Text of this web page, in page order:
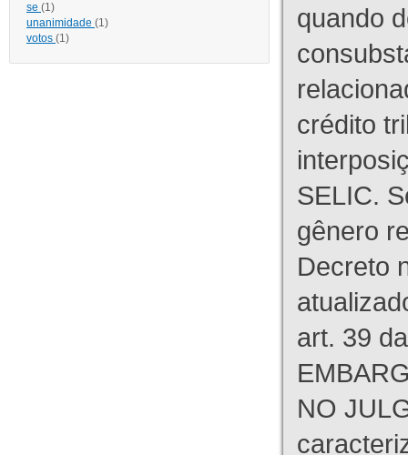
se (1)
unanimidade (1)
votos (1)
quando
crédito
SELIC.
gênero
Decreto
art. 39
NO